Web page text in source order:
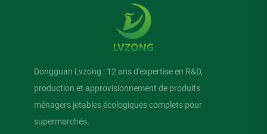
Dongguan Lvzong : 12 ans d'expertise en R&D,
production et approvisionnement de produits
ménagers jetables écologiques complets pour
supermarchés.